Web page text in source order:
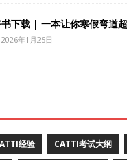
下载 | 一本让你寒假弯道
2026年1月25日
经验 CATTI考试大纲